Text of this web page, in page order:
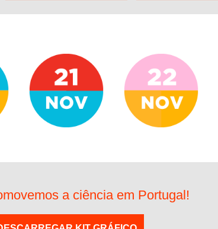
a ciência em Portugal!